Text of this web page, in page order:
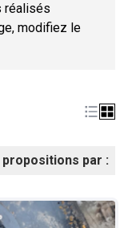
réalisés
modifiez le
par :